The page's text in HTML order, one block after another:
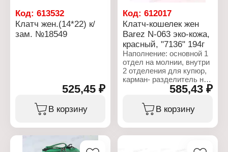
Код: 613532
Клатч жен.(14*22) к/
зам. №18549
525,45 ₽
В корзину
Код:612017
Клатч-кошелек жен
Barez N-063 эко-кожа,
красный, "7136" 194г
Наполнение: основной 1
отдел на молнии, внутри
2 отделения для купюр,
карман- разделитель на
молнии, по стенке 6
пластиковых карт. С
лицевой стороны
585,43 ₽
В корзину